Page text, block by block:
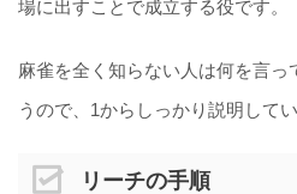
場に出すことで成立する役です。
麻雀を全く知らない人は何を言っ
うので、1からしっかり説明してい
リーチの手順